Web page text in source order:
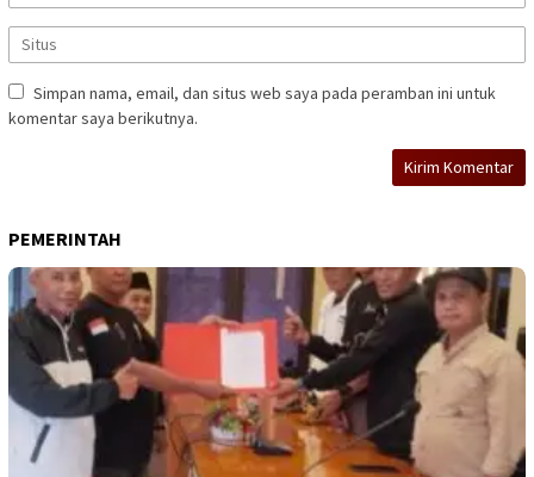
Simpan nama, email, dan situs web saya pada peramban ini untuk
komentar saya berikutnya.
PEMERINTAH